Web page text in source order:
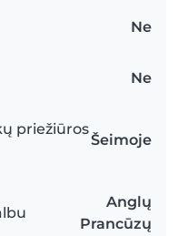
Ne
Ne
priežiūros
Šeimoje
Anglų
Prancūzų